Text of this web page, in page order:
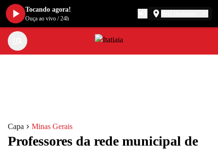
Capa Minas Gerais
Professores da rede municipal de
Tocando agora!
Ouça ao vivo /24h